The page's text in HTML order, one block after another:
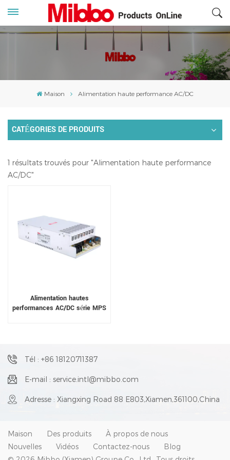
Maison Alimentation haute performance AC/DC
CATÉGORIES DE PRODUITS
1 résultats trouvés pour "Alimentation haute performance
AC/DC"
Alimentation hautes
performances AC/DC série MPS
Tél : +86 18120711387
E-mail : service.intl@mibbo.com
Adresse : Xiangxing Road 88 E803,Xiamen,361100,China
Maison Des produits
À propos de nous
Nouvelles
Vidéos Contactez-nous
Blog